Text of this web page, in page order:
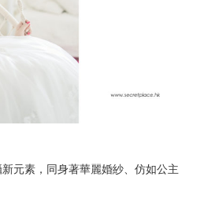
元素，同身著華麗婚紗、仿如公主